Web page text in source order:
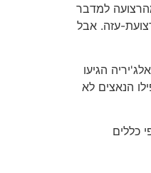
למדבר
עזה. אבל
הגיעו
הנאצים לא
כללים